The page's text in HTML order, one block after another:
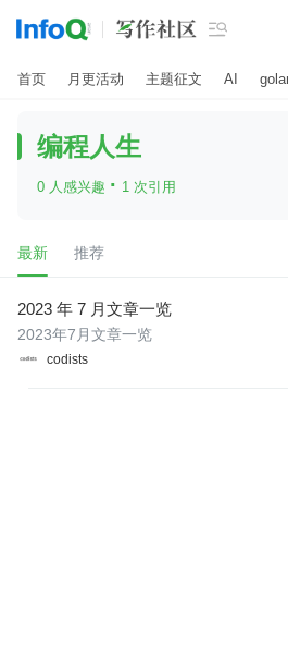

首页 月更活动 主题征文 AI
编程人生
0 人感兴趣 · 1 次引用
最新 推荐
2023 年 7 月文章一览
codists
2023年7月文章一览